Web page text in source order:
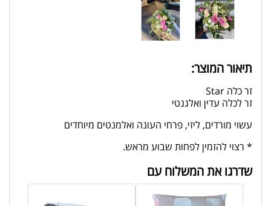
תיאור המוצר:
זר כלה Star
זר לכלה עדין ואלגנטי
עשוי מורדים, ליזי, פרחי העונה ואלמנטים מיוחדים
* רצוי להזמין לפחות שבוע מראש.
שדרגו את המשלוח עם